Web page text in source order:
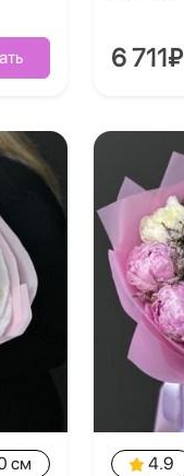
6 711₽
см
4.9